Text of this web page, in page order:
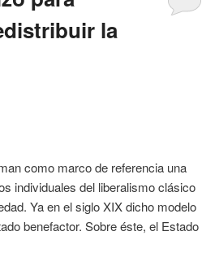
la
como marco de referencia una
individuales del liberalismo clásico
Ya en el siglo XIX dicho modelo
benefactor. Sobre éste, el Estado